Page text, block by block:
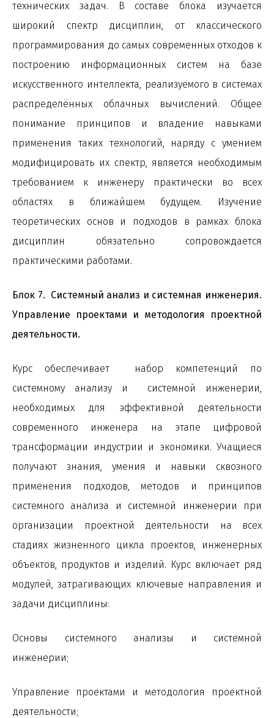
технических задач. В составе блока изучается
широкий спектр дисциплин, от классического
программирования до самых современных отходов к
построению информационных систем на базе
искусственного интеллекта, реализуемого в системах
распределённых облачных вычислений. Общее
понимание принципов и владение навыками
применения таких технологий, наряду с умением
модифицировать их спектр, является необходимым
требованием к инженеру практически во всех
областях в ближайшем будущем. Изучение
теоретических основ и подходов в рамках блока
дисциплин обязательно сопровождается
практическими работами.
Блок 7. Системный анализ и системная инженерия.
Управление проектами и методология проектной
деятельности.
Курс обеспечивает набор компетенций по
системному анализу и системной инженерии,
необходимых для эффективной деятельности
современного инженера на этапе цифровой
трансформации индустрии и экономики. Учащиеся
получают знания, умения и навыки сквозного
применения подходов, методов и принципов
системного анализа и системной инженерии при
организации проектной деятельности на всех
стадиях жизненного цикла проектов, инженерных
объектов, продуктов и изделий. Курс включает ряд
модулей, затрагивающих ключевые направления и
задачи дисциплины:
Основы системного анализы и системной
инженерии;
Управление проектами и методология проектной
деятельности;